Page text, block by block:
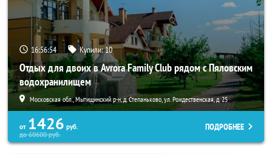
16:56:52 Купили:10
Отдых для двоих в Avrora Family Club рядом с Пяловским
водохранилищем
Московская обл., Мытищинский р-н, д. Степаньково, ул. Рождественская, д. 25
от 1426 руб.
до60600руб.
ПОДРОБНЕЕ